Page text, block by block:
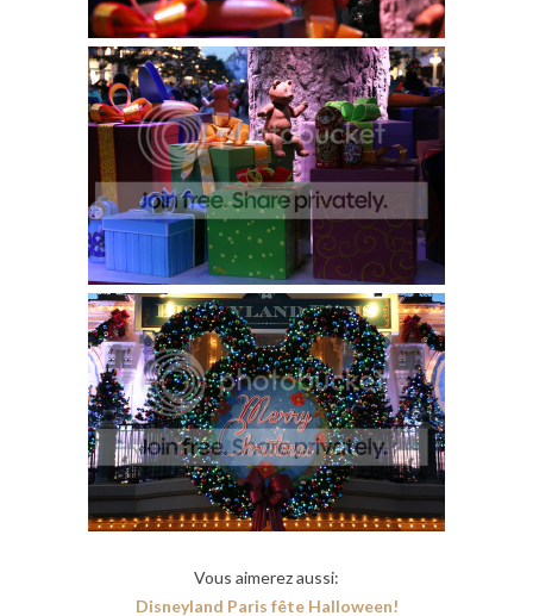
Vous aimerez aussi:
Disneyland Paris fête Halloween!